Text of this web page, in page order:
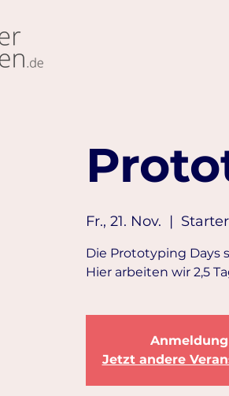
Fr., 21. Nov.
  |
Die Prototyping Days
Hier arbeiten wir 2,5
Jetzt andere